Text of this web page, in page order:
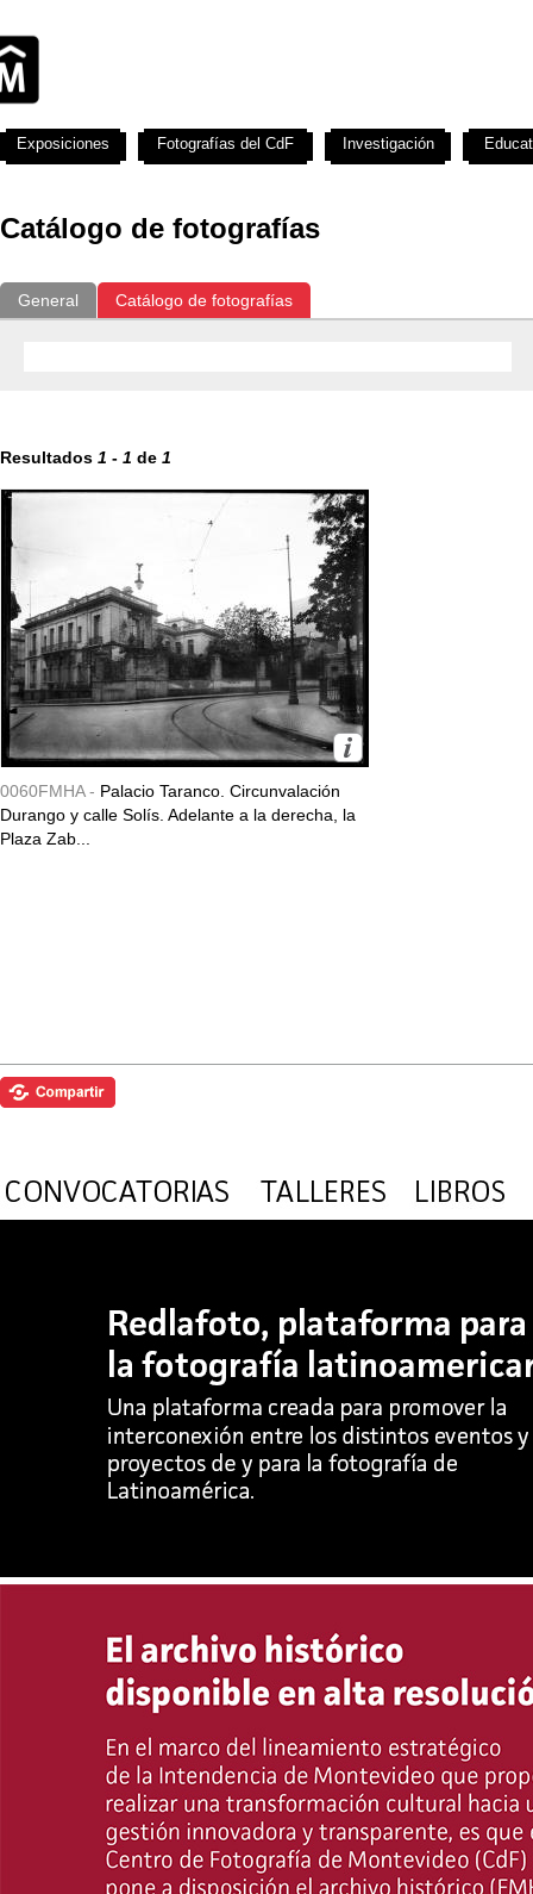
Catálogo de fotografías
General Catálogo de fotografías
Resultados 1 - 1 de 1
0060FMHA - Palacio Taranco. Circunvalación
Durango y calle Solís. Adelante a la derecha, la
Plaza Zab...
Exposiciones Fotografías del CdF Investigación